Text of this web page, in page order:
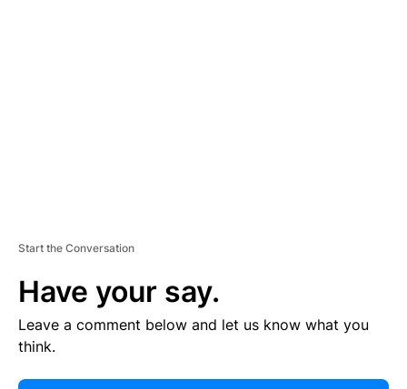
Start the Conversation
Have your say.
Leave a comment below and let us know what you
think.